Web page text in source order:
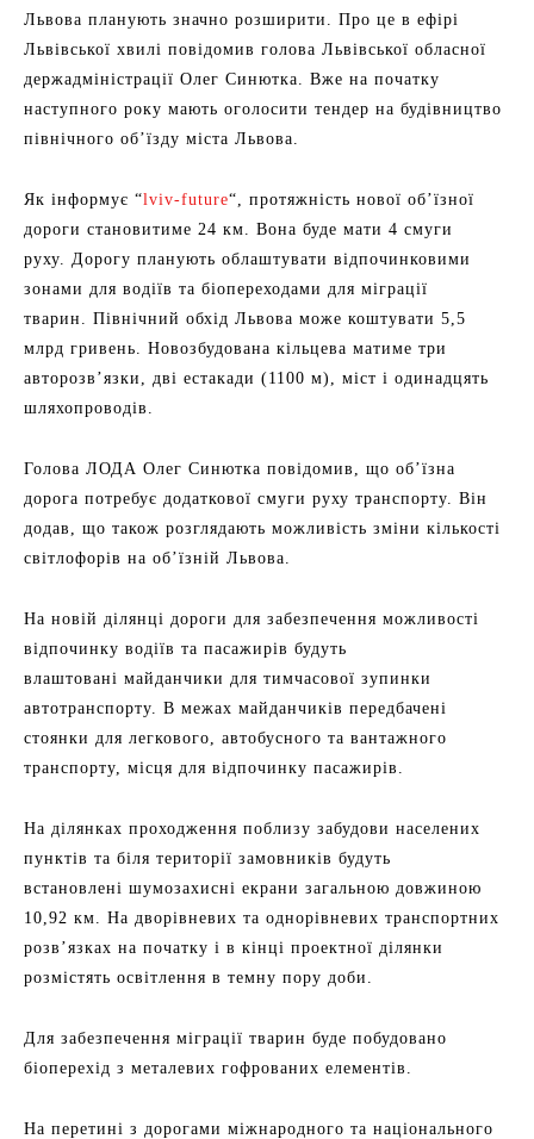
Львова планують значно розширити. Про це в ефірі
Львівської хвилі повідомив голова Львівської обласної
держадміністрації Олег Синютка. Вже на початку
наступного року мають оголосити тендер на будівництво
північного об’їзду міста Львова.
Як інформує “lviv-future“, протяжність нової об’їзної
дороги становитиме 24 км. Вона буде мати 4 смуги
руху. Дорогу планують облаштувати відпочинковими
зонами для водіїв та біопереходами для міграції
тварин. Північний обхід Львова може коштувати 5,5
млрд гривень. Новозбудована кільцева матиме три
авторозв’язки, дві естакади (1100 м), міст і одинадцять
шляхопроводів.
Голова ЛОДА Олег Синютка повідомив, що об’їзна
дорога потребує додаткової смуги руху транспорту. Він
додав, що також розглядають можливість зміни кількості
світлофорів на об’їзній Львова.
На новій ділянці дороги для забезпечення можливості
відпочинку водіїв та пасажирів будуть
влаштовані майданчики для тимчасової зупинки
автотранспорту. В межах майданчиків передбачені
стоянки для легкового, автобусного та вантажного
транспорту, місця для відпочинку пасажирів.
На ділянках проходження поблизу забудови населених
пунктів та біля території замовників будуть
встановлені шумозахисні екрани загальною довжиною
10,92 км. На дворівневих та однорівневих транспортних
розв’язках на початку і в кінці проектної ділянки
розмістять освітлення в темну пору доби.
Для забезпечення міграції тварин буде побудовано
біоперехід з металевих гофрованих елементів.
На перетині з дорогами міжнародного та національного